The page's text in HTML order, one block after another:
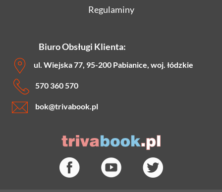
Regulaminy
Biuro Obsługi Klienta:
ul. Wiejska 77, 95-200 Pabianice, woj. łódzkie
570 360 570
bok@trivabook.pl